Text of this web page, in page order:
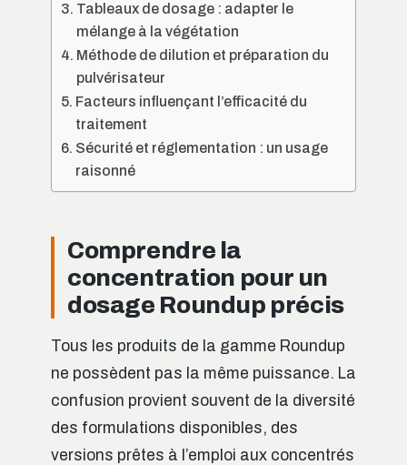
Tableaux de dosage : adapter le
mélange à la végétation
Méthode de dilution et préparation du
pulvérisateur
Facteurs influençant l’efficacité du
traitement
Sécurité et réglementation : un usage
raisonné
Comprendre la
concentration pour un
dosage Roundup précis
Tous les produits de la gamme Roundup
ne possèdent pas la même puissance. La
confusion provient souvent de la diversité
des formulations disponibles, des
versions prêtes à l’emploi aux concentrés